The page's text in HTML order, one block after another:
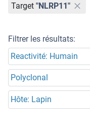
Target "NLRP11"
Filtrer les résultats:
Reactivité: Humain
Polyclonal
Hôte: Lapin